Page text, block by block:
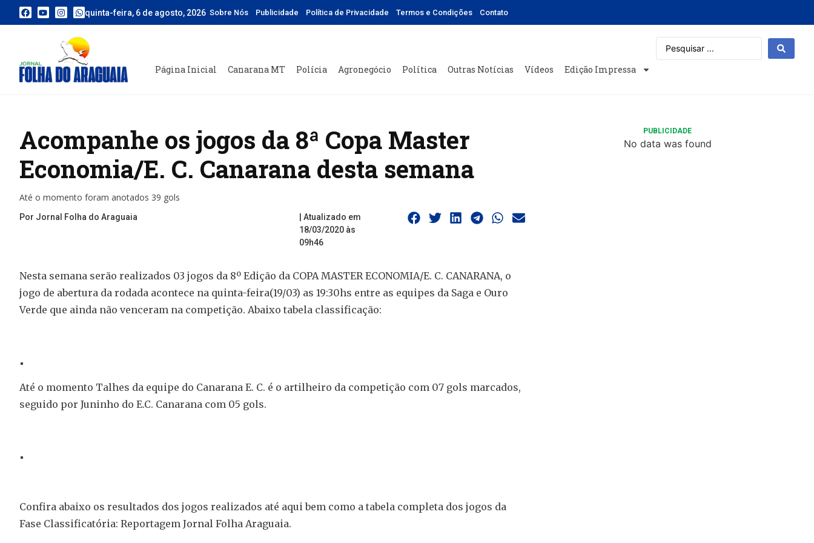
quinta-feira, 6 de agosto, 2026 Sobre Nós Publicidade Política de Privacidade Termos e Condições Contato
Página Inicial Canarana MT Polícia Agronegócio Política Outras Notícias Vídeos Edição Impressa
Acompanhe os jogos da 8ª Copa Master
Economia/E. C. Canarana desta semana
Até o momento foram anotados 39 gols
Por Jornal Folha do Araguaia
| Atualizado em
18/03/2020 às
09h46
Nesta semana serão realizados 03 jogos da 8º Edição da COPA MASTER ECONOMIA/E. C. CANARANA, o
jogo de abertura da rodada acontece na quinta-feira(19/03) as 19:30hs entre as equipes da Saga e Ouro
Verde que ainda não venceram na competição. Abaixo tabela classificação:
Até o momento Talhes da equipe do Canarana E. C. é o artilheiro da competição com 07 gols marcados,
seguido por Juninho do E.C. Canarana com 05 gols.
Confira abaixo os resultados dos jogos realizados até aqui bem como a tabela completa dos jogos da
Fase Classificatória: Reportagem Jornal Folha Araguaia.
PUBLICIDADE
No data was found